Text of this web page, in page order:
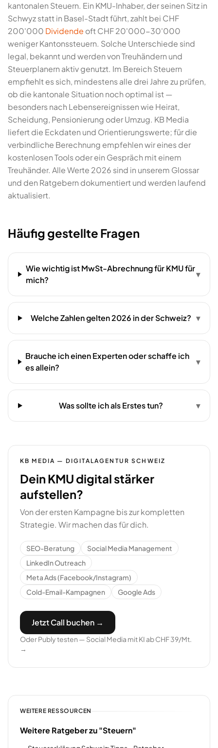
kantonalen Steuern. Ein KMU-Inhaber, der seinen Sitz in
Schwyz statt in Basel-Stadt führt, zahlt bei CHF
200'000 Dividende oft CHF 20'000-30'000
weniger Kantonssteuern. Solche Unterschiede sind
legal, bekannt und werden von Treuhändern und
Steuerplanern aktiv genutzt. Im Bereich Steuern
empfiehlt es sich, mindestens alle drei Jahre zu prüfen,
ob die kantonale Situation noch optimal ist —
besonders nach Lebensereignissen wie Heirat,
Scheidung, Pensionierung oder Umzug. KB Media
liefert die Eckdaten und Orientierungswerte; für die
verbindliche Berechnung empfehlen wir eines der
kostenlosen Tools oder ein Gespräch mit einem
Treuhänder. Alle Werte 2026 sind in unserem Glossar
und den Ratgebern dokumentiert und werden laufend
aktualisiert.
Häufig gestellte Fragen
Wie wichtig ist MwSt-Abrechnung für KMU für
mich?
▾
Welche Zahlen gelten 2026 in der Schweiz? ▾
Brauche ich einen Experten oder schaffe ich
es allein?
▾
Was sollte ich als Erstes tun? ▾
KB MEDIA — DIGITALAGENTUR SCHWEIZ
Dein KMU digital stärker
aufstellen?
Von der ersten Kampagne bis zur kompletten
Strategie. Wir machen das für dich.
SEO-Beratung
Social Media Management
LinkedIn Outreach
Meta Ads (Facebook/Instagram)
Cold-Email-Kampagnen
Google Ads
Jetzt Call buchen →
Oder Publy testen — Social Media mit KI ab CHF 39/Mt.
→
WEITERE RESSOURCEN
Weitere Ratgeber zu "Steuern"